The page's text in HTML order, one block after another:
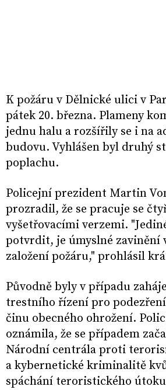
K požáru v Dělnické ulici v
pátek 20. března. Plameny
jednu halu a rozšířily se i na
budovu. Vyhlášen byl druhý
poplachu.
Policejní prezident Martin
prozradil, že se pracuje se
vyšetřovacími verzemi.
potvrdit, je úmyslné zavinění
založení požáru," prohlásil
Původně byly v případu
trestního řízení pro
činu obecného ohrožení.
oznámila, že se případem
Národní centrála proti
a kybernetické kriminalitě
spáchání teroristického